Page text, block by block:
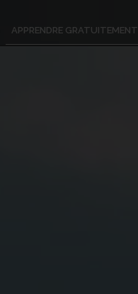
APPRENDRE GRATUITEMENT